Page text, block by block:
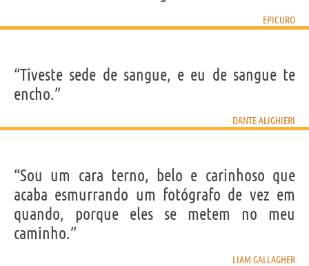
EPICURO
“Tiveste sede de sangue, e eu de sangue te
encho.”
DANTE ALIGHIERI
“Sou um cara terno, belo e carinhoso que
acaba esmurrando um fotógrafo de vez em
quando, porque eles se metem no meu
caminho.”
LIAM GALLAGHER